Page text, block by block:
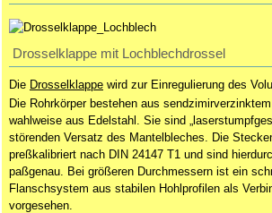
Drosselklappe mit Lochblechdrossel
Die Drosselklappe wird zur Einregulierung des
Die Rohrkörperbestehen aus
wahlweise aus Edelstahl. Sie sind
störenden Versatz des Mantelbleches. Die
preßkalibriert nach DIN 24147 T1 und sind
paßgenau. Bei größeren Durchmessern ist ein
Flanschsystem aus stabilen Hohlprofilen als
vorgesehen.